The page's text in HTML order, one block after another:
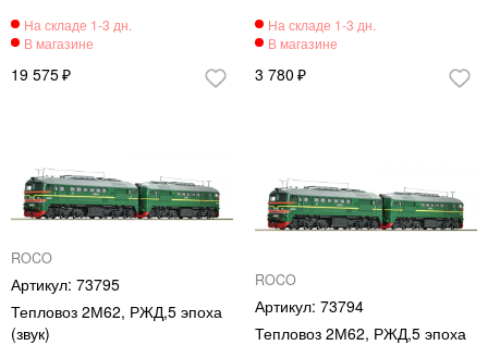
19 575 3 780
ROCO
73795
Тепловоз 2М62, РЖД,5 эпоха
(звук)
ROCO
73794
Тепловоз 2М62, РЖД,5 эпоха